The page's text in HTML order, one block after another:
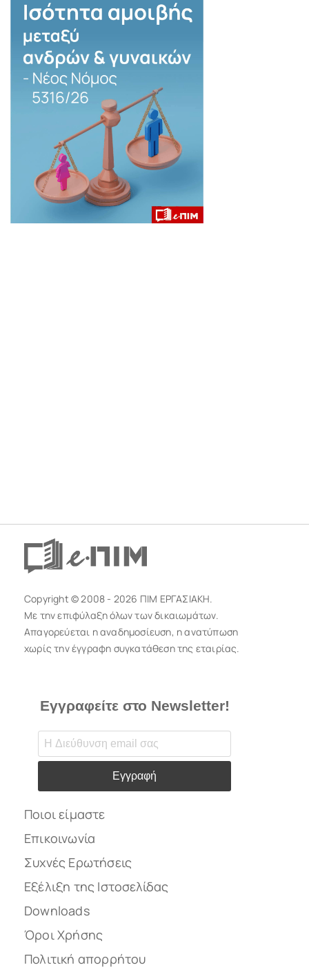
Copyright © 2008 - 2026 ΠΙΜ ΕΡΓΑΣΙΑΚΗ.
Με την επιφύλαξη όλων των δικαιωμάτων.
Απαγορεύεται η αναδημοσίευση, η ανατύπωση
χωρίς την έγγραφη συγκατάθεση της εταιρίας.
Εγγραφείτε στο Newsletter!
Εγγραφή
Ποιοι είμαστε
Επικοινωνία
Συχνές Ερωτήσεις
Εξέλιξη της Ιστοσελίδας
Downloads
Όροι Χρήσης
Πολιτική απορρήτου